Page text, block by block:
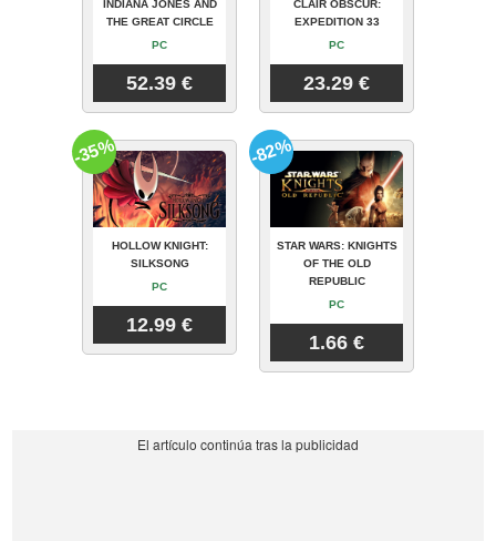
INDIANA JONES AND
THE GREAT CIRCLE
PC
52.39 €
CLAIR OBSCUR:
EXPEDITION 33
PC
23.29 €
HOLLOW KNIGHT:
SILKSONG
PC
12.99 €
-35%
STAR WARS: KNIGHTS
OF THE OLD
REPUBLIC
PC
1.66 €
-82%